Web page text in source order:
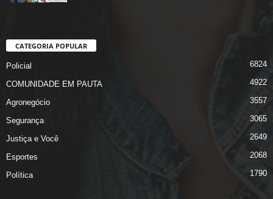
CATEGORIA POPULAR
Policial 6824
COMUNIDADE EM PAUTA 4922
Agronegócio 3557
Segurança 3065
Justiça e Você 2649
Esportes 2068
Política 1790